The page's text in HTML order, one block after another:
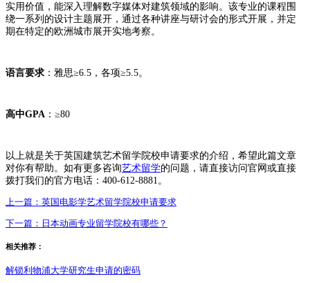
实用价值，能深入理解数字媒体对建筑领域的影响。该专业的课程围
绕一系列的设计主题展开，通过各种讲座与研讨会的形式开展，并定
期在特定的欧洲城市展开实地考察。
语言要求 ：雅思≥6.5，各项≥5.5。
高中GPA ：≥80
以上就是关于英国建筑艺术留学院校申请要求的介绍，希望此篇文章
对你有帮助。如有更多咨询艺术留学的问题，请直接访问官网或直接
拨打我们的官方电话：400-612-8881。
上一篇： 英国电影学艺术留学院校申请要求
下一篇： 日本动画专业留学院校有哪些？
相关推荐：
解锁利物浦大学研究生申请的密码